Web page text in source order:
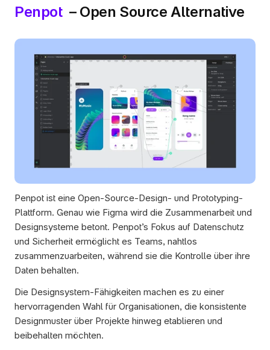
Penpot – Open Source Alternative
Penpot ist eine Open-Source-Design- und Prototyping-
Plattform. Genau wie Figma wird die Zusammenarbeit und
Designsysteme betont. Penpot’s Fokus auf Datenschutz
und Sicherheit ermöglicht es Teams, nahtlos
zusammenzuarbeiten, während sie die Kontrolle über ihre
Daten behalten.
Die Designsystem-Fähigkeiten machen es zu einer
hervorragenden Wahl für Organisationen, die konsistente
Designmuster über Projekte hinweg etablieren und
beibehalten möchten.